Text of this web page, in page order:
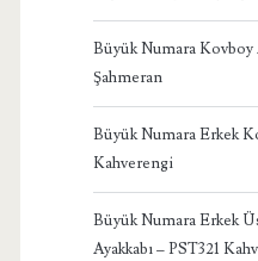
Büyük Numara Kovboy
Şahmeran
Büyük Numara Erkek
Kahverengi
Büyük Numara Erkek
Ayakkabı – PST321